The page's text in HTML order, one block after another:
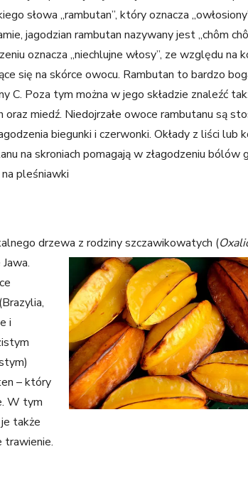
słowa „rambutan”, który oznacza
jagodzian rambutan nazywany jest „chôm
oznacza „niechlujne włosy”, ze względu na
się na skórce owocu. Rambutan to bardzo
C. Poza tym można w jego składzie znaleźć
oraz miedź. Niedojrzałe owoce rambutanu są
biegunki i czerwonki. Okłady z liści lub
na skroniach pomagają w złagodzeniu bólów
pleśniawki
drzewa z rodziny szczawikowatych (
i
– który
W tym
także
trawienie.